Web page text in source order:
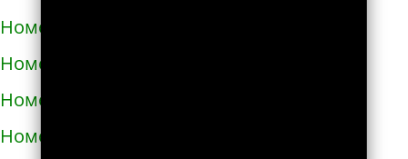
Номера телефонов такси в Полонном
Номера телефонов такси в Полтаве
Номера телефонов такси в Прилуках
Номера телефонов такси в Путивле